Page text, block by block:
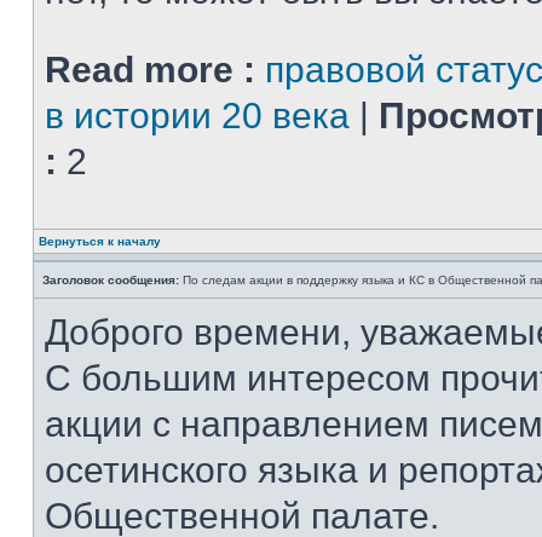
Read more : правовой
в истории 20 века |
: 2
Вернуться к началу
Заголовок сообщения: По следам акции в поддержку языка и КС в Общественной
Доброго времени,
С большим интересом
акции с направлением
осетинского языка и
Общественной палате.